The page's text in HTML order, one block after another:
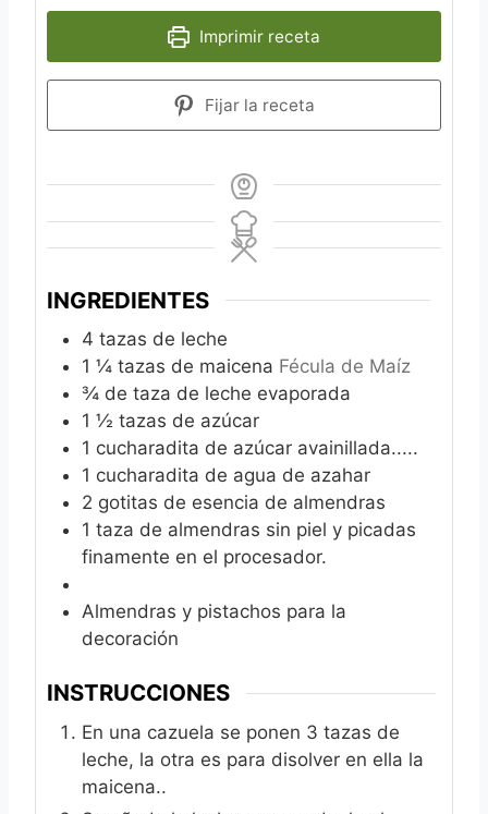
Imprimir receta
Fijar la receta
INGREDIENTES
4 tazas de leche
1 ¼ tazas de maicena Fécula de Maíz
¾ de taza de leche evaporada
1 ½ tazas de azúcar
1 cucharadita de azúcar avainillada.....
1 cucharadita de agua de azahar
2 gotitas de esencia de almendras
1 taza de almendras sin piel y picadas
finamente en el procesador.
Almendras y pistachos para la
decoración
INSTRUCCIONES
En una cazuela se ponen 3 tazas de
leche, la otra es para disolver en ella la
maicena..